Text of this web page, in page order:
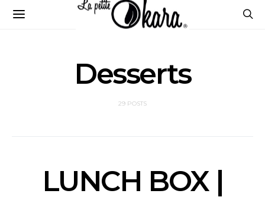
Desserts
29 POSTS
LUNCH BOX |